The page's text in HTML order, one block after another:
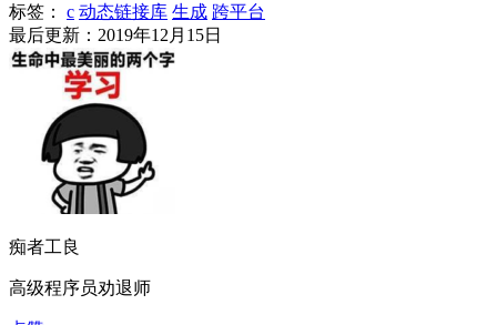
标签：
c 动态链接库 生成 跨平台
最后更新：2019年12月15日
痴者工良
高级程序员劝退师